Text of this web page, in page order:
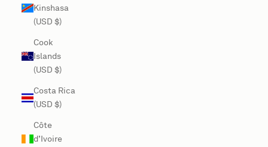
Kinshasa
(USD $)
Cook
Islands
(USD $)
Costa Rica
(USD $)
Côte
d’Ivoire